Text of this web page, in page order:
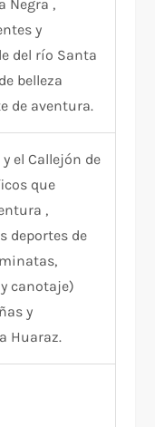
Negra ,
y
del río Santa
belleza
de aventura.
el Callejón de
que
,
deportes de
canotaje)
y
Huaraz.